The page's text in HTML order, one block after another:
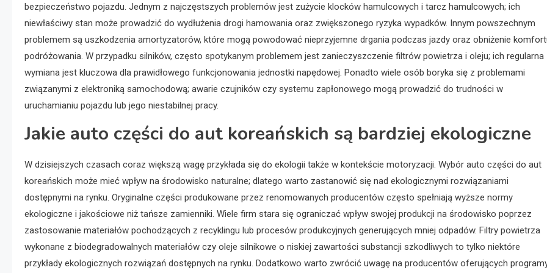
bezpieczeństwo pojazdu. Jednym z najczęstszych problemów jest zużycie klocków hamulcowych i tarcz hamulcowych; ich
niewłaściwy stan może prowadzić do wydłużenia drogi hamowania oraz zwiększonego ryzyka wypadków. Innym powszechnym
problemem są uszkodzenia amortyzatorów, które mogą powodować nieprzyjemne drgania podczas jazdy oraz obniżenie
podróżowania. W przypadku silników, często spotykanym problemem jest zanieczyszczenie filtrów powietrza i oleju; ich regularna
wymiana jest kluczowa dla prawidłowego funkcjonowania jednostki napędowej. Ponadto wiele osób boryka się z problemami
związanymi z elektroniką samochodową; awarie czujników czy systemu zapłonowego mogą prowadzić do trudności w
uruchamianiu pojazdu lub jego niestabilnej pracy.
Jakie auto części do aut koreańskich są bardziej ekologiczne
W dzisiejszych czasach coraz większą wagę przykłada się do ekologii także w kontekście motoryzacji. Wybór auto części do aut
koreańskich może mieć wpływ na środowisko naturalne; dlatego warto zastanowić się nad ekologicznymi rozwiązaniami
dostępnymi na rynku. Oryginalne części produkowane przez renomowanych producentów często spełniają wyższe normy
ekologiczne i jakościowe niż tańsze zamienniki. Wiele firm stara się ograniczać wpływ swojej produkcji na środowisko poprzez
zastosowanie materiałów pochodzących z recyklingu lub procesów produkcyjnych generujących mniej odpadów. Filtry powietrza
wykonane z biodegradowalnych materiałów czy oleje silnikowe o niskiej zawartości substancji szkodliwych to tylko niektóre
przykłady ekologicznych rozwiązań dostępnych na rynku. Dodatkowo warto zwrócić uwagę na producentów oferujących